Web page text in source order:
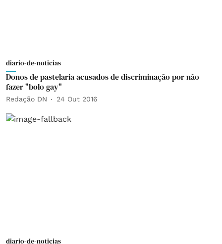
diario-de-noticias
Donos de pastelaria acusados de discriminação por não
fazer "bolo gay"
Redação DN 24 Out 2016
diario-de-noticias